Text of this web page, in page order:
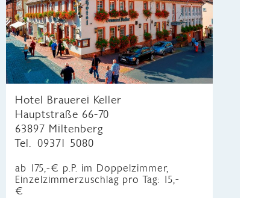
Hotel Brauerei Keller
Hauptstraße 66-70
63897 Miltenberg
Tel. 09371 5080
ab 175,-€ p.P. im Doppelzimmer,
Einzelzimmerzuschlag pro Tag: 15,-
€